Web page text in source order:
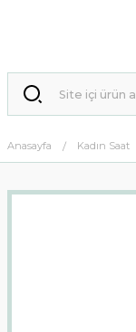
Anasayfa Kadın Saat